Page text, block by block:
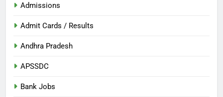
Admissions
Admit Cards / Results
Andhra Pradesh
APSSDC
Bank Jobs